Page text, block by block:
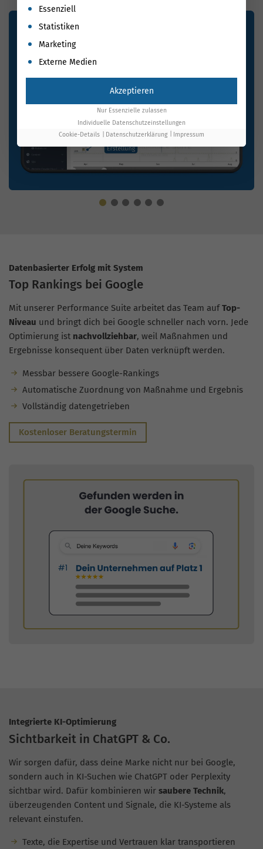
Datenbasierter Erfolg mit System
Top Rankings bei Google
Mit unserer Performance Suite arbeitet das Team aufTop-
Niveau und bringt dich bei Google schneller nach vorn. Jede
Optimierung ist nachvollziehbar, weil Maßnahmen und
Ergebnisse konsequent über Daten verknüpft werden.
Messbar bessere Google-Rankings
Automatische Zuordnung von Maßnahme und Ergebnis
Vollständig datengetrieben
Kostenloser Beratungstermin
Integrierte KI-Optimierung
Sichtbarkeit in ChatGPT & Co.
Wir sorgen dafür, dass deine Marke nicht nur bei Google,
sondern auch in KI-Suchen wie ChatGPT oder Perplexity
sichtbar wird. Dafür kombinieren wir saubere Technik,
überzeugenden Content und Signale, die KI-Systeme als
relevant einstufen.
Texte, die Expertise und Vertrauen klar transportieren
Es folgt eine Liste der Service-Gruppen, für die eine
Essenziell
Statistiken
Marketing
Externe Medien
Akzeptieren
Nur Essenzielle zulassen
Individuelle Datenschutzeinstellungen
Cookie-Details
Datenschutzerklärung Impressum